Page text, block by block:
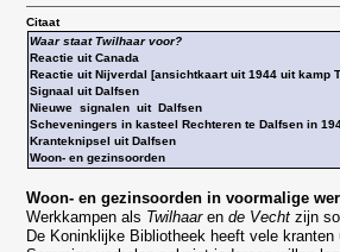
Citaat
Waar staat Twilhaar voor?
Reactie uit Canada
Reactie uit Nijverdal [ansichtkaart uit 1944 uit kamp
Signaal uit Dalfsen
Nieuwe signalen uit Dalfsen
Scheveningers in kasteel Rechteren te Dalfsen in
Kranteknipsel uit Dalfsen
Woon- en gezinsoorden
Woon- en gezinsoorden in voormalige
Werkkampen als Twilhaaren de Vecht zijn
De Koninklijke Bibliotheek heeft vele